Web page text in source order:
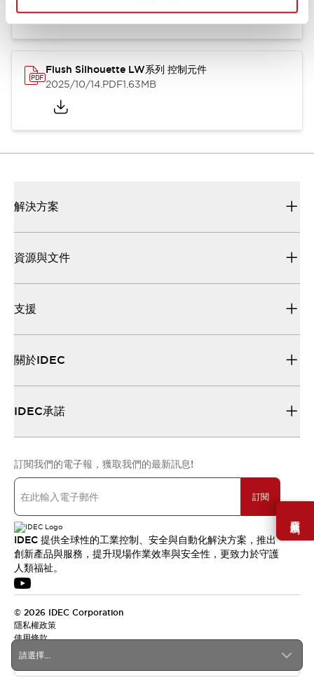
需要幫助嗎？
Flush Silhouette LW系列 控制元件
2025/10/14.PDF1.63MB
請選擇...
解決方案
資源與文件
支援
關於IDEC
IDEC承諾
訂閱我們的電子報，獲取我們的最新訊息!
訂閱
IDEC 提供全球性的工業控制、安全與自動化解決方案，推出
創新產品與服務，提升現場作業效率與安全性，更致力於守護
人類福祉。
© 2026 IDEC Corporation
隱私權政策
使用條款
台灣